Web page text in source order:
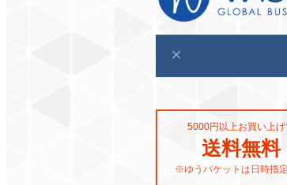
5000円以上お買い上げ
送料無料
※ゆうパケットは日時指